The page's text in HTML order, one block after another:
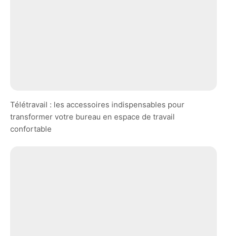
Télétravail : les accessoires indispensables pour
transformer votre bureau en espace de travail
confortable